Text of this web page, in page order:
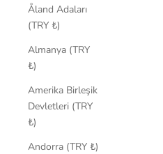
Åland Adaları
(TRY ₺)
Almanya (TRY
₺)
Amerika Birleşik
Devletleri (TRY
₺)
Andorra (TRY ₺)